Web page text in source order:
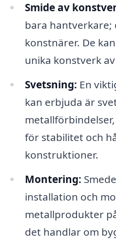
Smide av
bara hantverkare;
konstnärer. De
unika konstverk
Svetsning: En
kan erbjuda är
för stabilitet och
konstruktioner.
Montering:
installation och
metallprodukter
det handlar om